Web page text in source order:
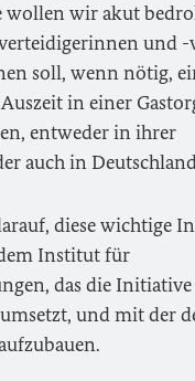
wollen wir akut
und
soll, wenn nötig,
in einer
entweder in ihrer
auch in
diese wichtige
Institut für
das die
und mit der